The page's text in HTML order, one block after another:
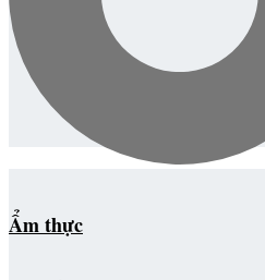
Ẩm thực